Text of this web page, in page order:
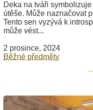
Deka na tváři
útěše. Může naznačovat
Tento sen vyzývá k
může vést...
2 prosince, 2024
Běžné předměty